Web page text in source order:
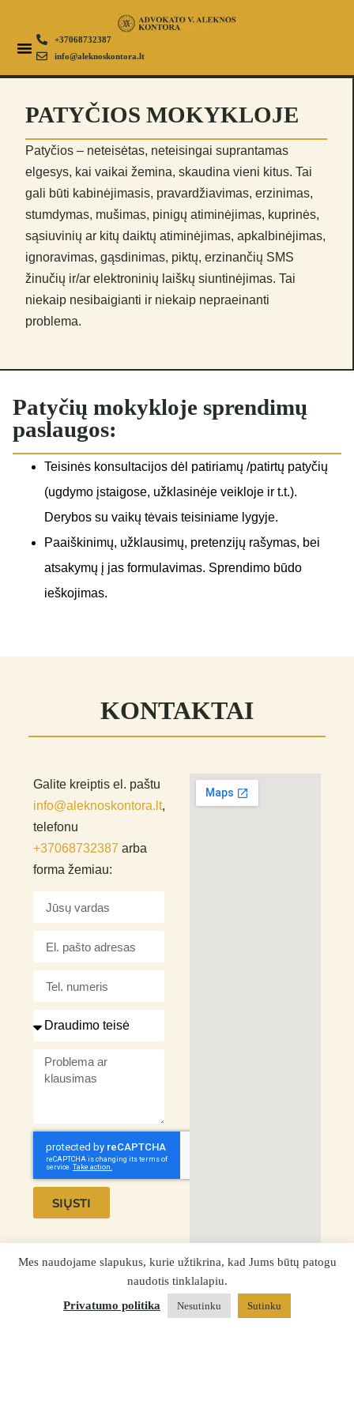
+37068732387
info@aleknoskontora.lt
PATYČIOS MOKYKLOJE
Patyčios – neteisėtas, neteisingai suprantamas
elgesys, kai vaikai žemina, skaudina vieni kitus. Tai
gali būti kabinėjimasis, pravardžiavimas, erzinimas,
stumdymas, mušimas, pinigų atiminėjimas, kuprinės,
sąsiuvinių ar kitų daiktų atiminėjimas, apkalbinėjimas,
ignoravimas, gąsdinimas, piktų, erzinančių SMS
žinučių ir/ar elektroninių laiškų siuntinėjimas. Tai
niekaip nesibaigianti ir niekaip nepraeinanti
problema.
Patyčių mokykloje sprendimų
paslaugos:
Teisinės konsultacijos dėl patiriamų /patirtų patyčių
(ugdymo įstaigose, užklasinėje veikloje ir t.t.).
Derybos su vaikų tėvais teisiniame lygyje.
Paaiškinimų, užklausimų, pretenzijų rašymas, bei
atsakymų į jas formulavimas. Sprendimo būdo
ieškojimas.
KONTAKTAI
Galite kreiptis el. paštu
info@aleknoskontora.lt,
telefonu
+37068732387 arba
forma žemiau:
SIŲSTI
Mes naudojame slapukus, kurie užtikrina, kad Jums būtų patogu
naudotis tinklalapiu.
Privatumo politika
Nesutinku Sutinku